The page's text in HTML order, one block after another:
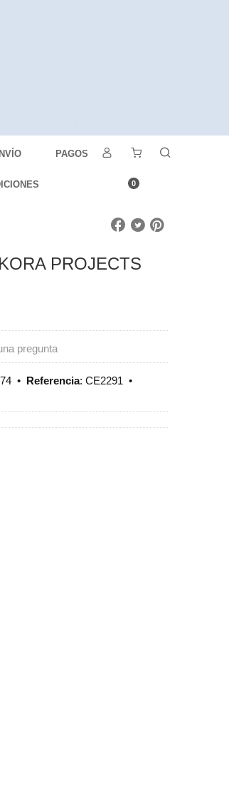
PAGOS
0
PROJECTS
pregunta
• Referencia:CE2291 •